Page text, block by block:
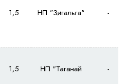
1,5 НП "Зигальга" -
1,5 НП "Таганай -